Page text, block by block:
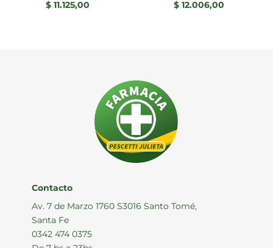
$ 11.125,00 $ 12.006,00
Contacto
Av. 7 de Marzo 1760 S3016 Santo Tomé,
Santa Fe
0342 474 0375